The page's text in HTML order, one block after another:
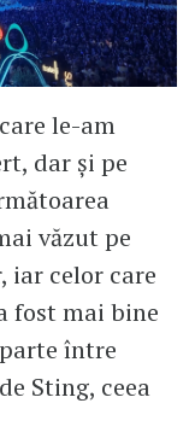
le-am
dar și pe
văzut pe
iar celor care
fost mai bine
între
Sting, ceea